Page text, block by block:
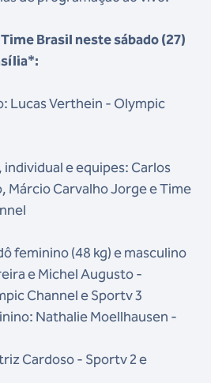
Brasil neste sábado (27)
Lucas Verthein - Olympic
individual e equipes: Carlos
Márcio Carvalho Jorge e Time
feminino (48 kg) e masculino
e Michel Augusto -
Channel e Sportv 3
Nathalie Moellhausen -
Cardoso - Sportv 2 e